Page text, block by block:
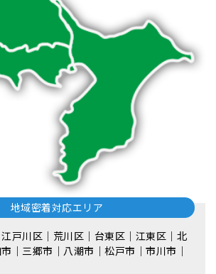
地域密着対応エリア
戸川区｜荒川区｜台東区｜江東区｜北
｜三郷市｜八潮市｜松⼾市｜市川市｜